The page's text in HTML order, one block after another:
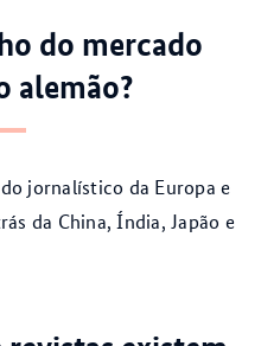
do mercado
alemão?
jornalístico da Europa e
da China, Índia, Japão e